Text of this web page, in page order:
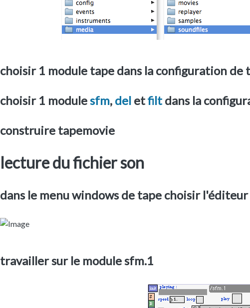
choisir 1 module tape dans la configuration de
choisir 1 modulesfm, deletfiltdans la
construire tapemovie
lecture du fichier son
dans le menu windows de tape choisir l'éditeur
travailler sur le module sfm.1